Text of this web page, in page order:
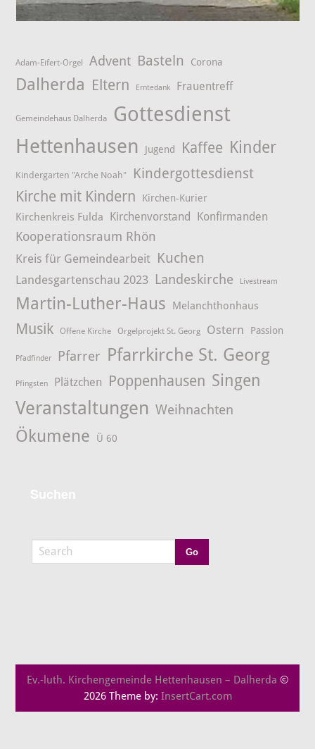
Adam-Eifert-Orgel Advent Basteln Corona
Dalherda Eltern Erntedank Frauentreff
Gemeindehaus Dalherda Gottesdienst
Hettenhausen Jugend Kaffee Kinder
Kindergarten "Arche Noah" Kindergottesdienst
Kirche mit Kindern Kirchen-Kurier
Kirchenkreis Fulda Kirchenvorstand Konfirmanden
Kooperationsraum Rhön
Kreis für Gemeindearbeit Kuchen
Landesgartenschau 2023 Landeskirche Livestream
Martin-Luther-Haus Melanchthonhaus
Musik Offene Kirche Orgelprojekt St. Georg Ostern Passion
Pfadfinder Pfarrer Pfarrkirche St. Georg
Pfingsten Plätzchen Poppenhausen Singen
Veranstaltungen Weihnachten
Ökumene Ü 60
Ev.-luth. Kirchengemeinde Hettenhausen – Dalherda ©
2026 Theme by: InsertCart.com